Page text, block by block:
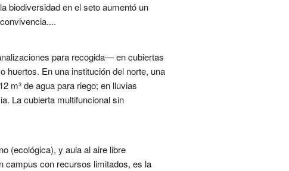
biodiversidad en el seto aumentó un
para recogida— en cubiertas
huertos. En una institución del norte, una
m³ de agua para riego; en lluvias
La cubierta multifuncional sin
(ecológica), y aula al aire libre
campus con recursos limitados, es la